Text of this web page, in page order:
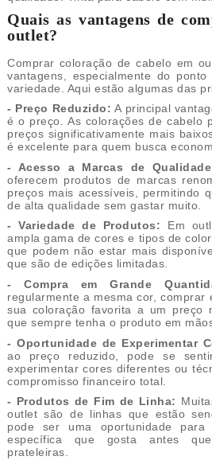
Quais as vantagens de
outlet?
Comprar coloração de cabelo em
vantagens, especialmente do
variedade. Aqui estão algumas das
- Preço Reduzido: A principal
é o preço. As colorações de cabelo
preços significativamente mais
é excelente para quem busca
- Acesso a Marcas de
oferecem produtos de marcas
preços mais acessíveis, permitindo
de alta qualidade sem gastar muito.
- Variedade de Produtos: Em
ampla gama de cores e tipos de
que podem não estar mais
que são de edições limitadas.
- Compra em Grande
regularmente a mesma cor, comprar
sua coloração favorita a um preço
que sempre tenha o produto em
- Oportunidade de Experimentar
ao preço reduzido, pode se
experimentar cores diferentes ou
compromisso financeiro total.
- Produtos de Fim de Linha:
outlet são de linhas que estão
pode ser uma oportunidade para
específica que gosta antes
prateleiras.